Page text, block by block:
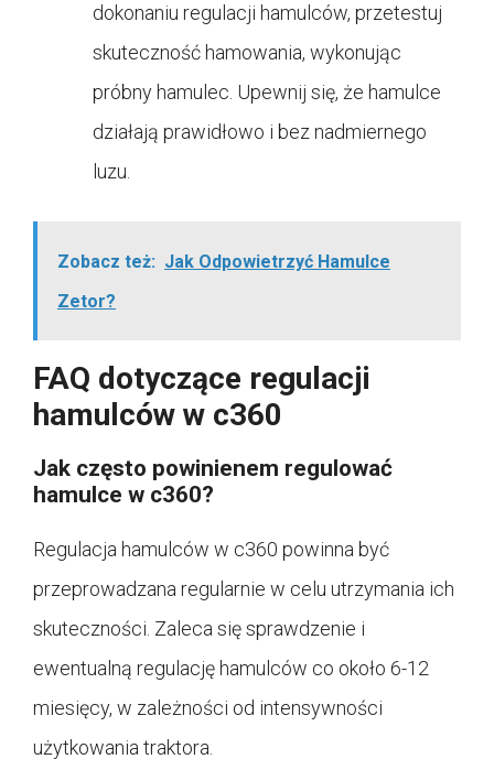
dokonaniu regulacji hamulców, przetestuj
skuteczność hamowania, wykonując
próbny hamulec. Upewnij się, że hamulce
działają prawidłowo i bez nadmiernego
luzu.
Zobacz też: Jak Odpowietrzyć Hamulce
Zetor?
FAQ dotyczące regulacji
hamulców w c360
Jak często powinienem regulować
hamulce w c360?
Regulacja hamulców w c360 powinna być
przeprowadzana regularnie w celu utrzymania ich
skuteczności. Zaleca się sprawdzenie i
ewentualną regulację hamulców co około 6-12
miesięcy, w zależności od intensywności
użytkowania traktora.